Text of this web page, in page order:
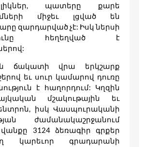
պատերը քարե
միջեւ լցված են
զարդարված չէ: Իսկ ներսի
հեղեղված է
ճակատի վրա երկշարք
եւ սուր կամարով դուռը
է հաղորդում: Կղզին
մշակութային եւ
իսկ Վասպուրականի
ժամանակաշրջանում
3124 ձեռագիր գրքեր
կարեւոր գրադարանի